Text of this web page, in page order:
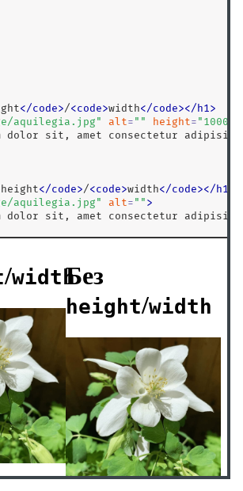
</code>/<code>width</code></ h1 >
aquilegia.jpg " alt= " " height= " 1000
dolor sit, amet consectetur
height</code>/<code>width</code></ h1
aquilegia.jpg " alt= " " >
dolor sit, amet consectetur